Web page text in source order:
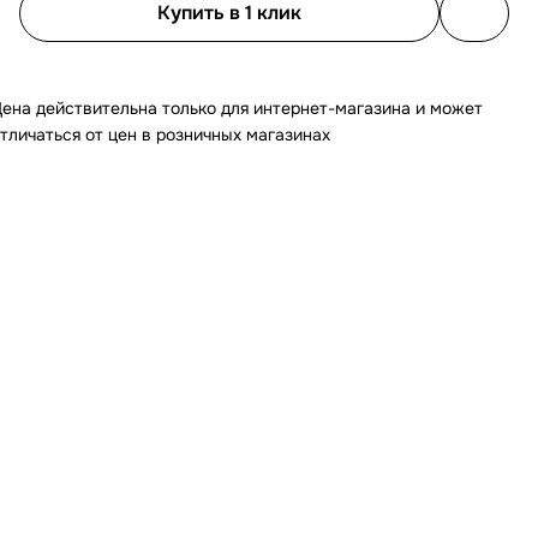
Купить в 1 клик
действительна только для интернет-магазина и может
от цен в розничных магазинах